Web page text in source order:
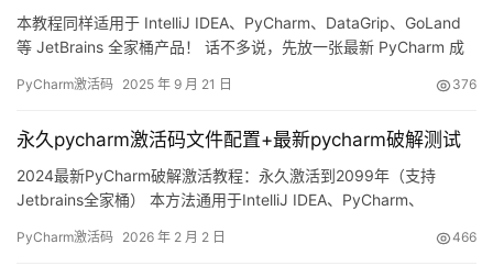
本教程同样适用于 IntelliJ IDEA、PyCharm、DataGrip、GoLand
等 JetBrains 全家桶产品！ 话不多说，先放一张最新 PyCharm 成
方式，手把手教你把 PyCharm 激活到 2099 年。老版本也通用，
PyCharm激活码 2025 年 9 月 21 日 376
永久pycharm激活码文件配置+最新pycharm破解测试
2024最新PyCharm破解激活教程：永久激活到2099年（支持
Jetbrains全家桶） 本方法通用于IntelliJ IDEA、PyCharm、
最新版PyCharm破解成功的界面截图，如下所示，可以看到激活有
PyCharm激活码 2026 年 2 月 2 日 466